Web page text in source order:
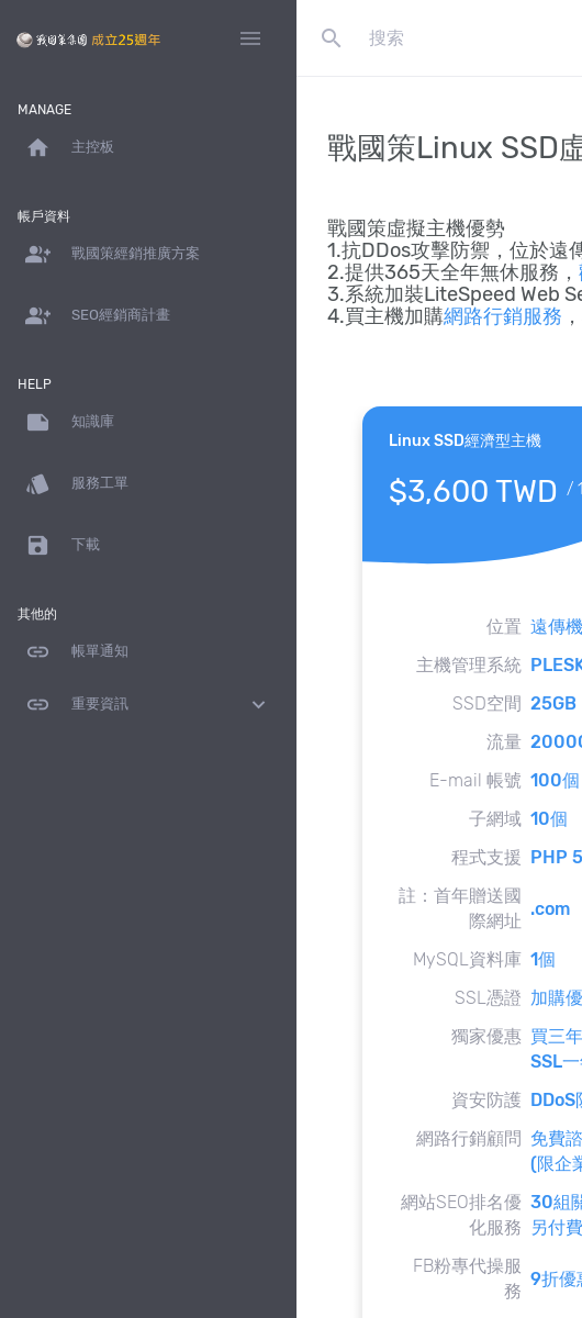
menu search
MANAGE
home 主控板
帳戶資料
group_add 戰國策經銷推廣方案
group_add SEO經銷商計畫
HELP
note 知識庫
style 服務工單
save 下載
其他的
link 帳單通知
link 重要資訊 expand_more
戰國策Linux SSD
戰國策虛擬主機優勢
1.抗DDos攻擊防禦，位於遠
2.提供365天全年無休服務，
3.系統加裝LiteSpeed Web
4.買主機加購網路行銷服務
Linux SSD經濟型主機
$3,600 TWD /
位置 遠傳
主機管理系統
SSD空間 25GB
流量
E-mail 帳號 100個
子網域 10個
程式支援 PHP
註：首年贈送國
際網址
.com
MySQL資料庫 1個
SSL憑證 加購
獨家優惠 買三
SSL
資安防護 DDoS
網路行銷顧問 免費
(限企
網站SEO排名優
化服務
30組
另付
FB粉專代操服
務
9折優